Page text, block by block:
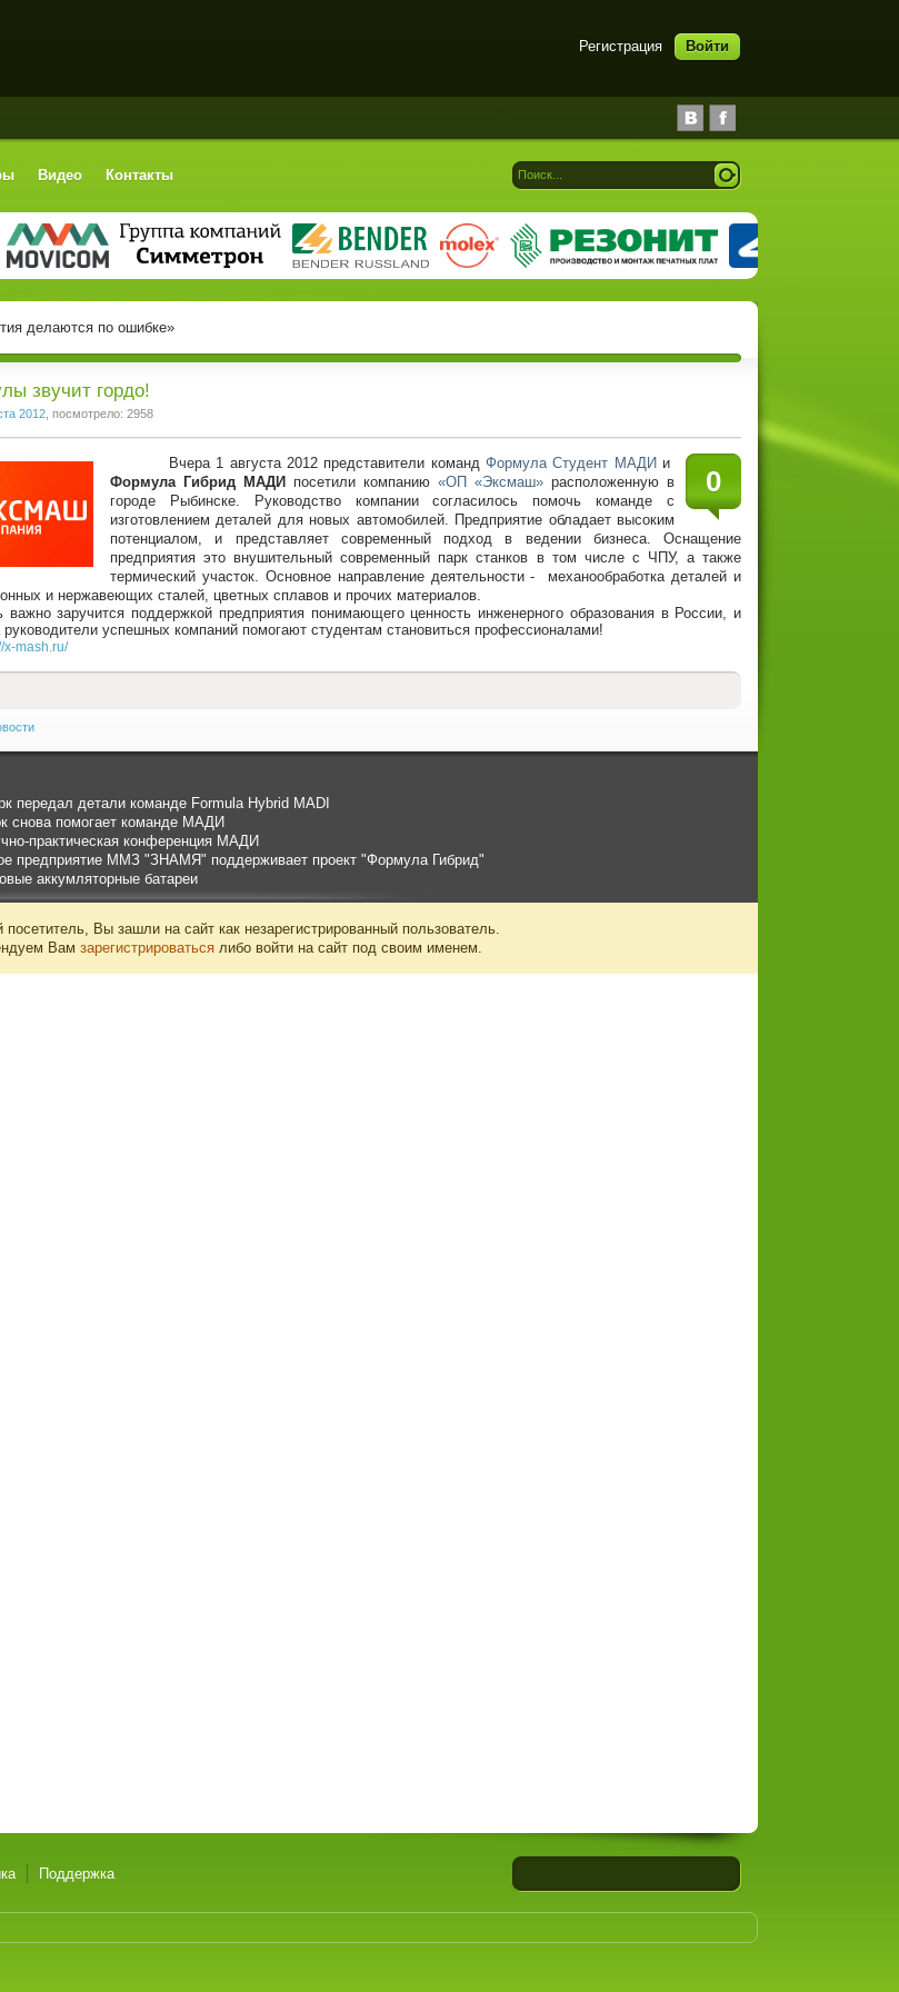
Регистрация Войти
Видео Контакты
делаются по ошибке»
звучит гордо!
2012 , посмотрело: 2958
0
Вчера 1 августа 2012 представители командФормула Студент МАДИ и
Формула Гибрид МАДИ
посетили компанию «ОП «Эксмаш» расположенную в
городе Рыбинске. Руководство компании согласилось помочь команде с
изготовлением деталей для новых автомобилей. Предприятие обладает высоким
потенциалом, и представляет современный подход в ведении бизнеса. Оснащение
предприятия это внушительный современный парк станков в том числе с ЧПУ, а также
термический участок. Основное направление деятельности - механообработка деталей и
и нержавеющих сталей, цветных сплавов и прочих материалов.
заручится поддержкой предприятия понимающего ценность инженерного образования в России, и
руководители успешных компаний помогают студентам становиться профессионалами!
x-mash.ru/
передал детали команде Formula Hybrid MADI
снова помогает команде МАДИ
практическая конференция МАДИ
предприятие ММЗ "ЗНАМЯ" поддерживает проект "Формула Гибрид"
аккумляторные батареи
Вы зашли на сайт как незарегистрированный пользователь.
Вам зарегистрироваться либо войти на сайт под своим именем.
Поддержка